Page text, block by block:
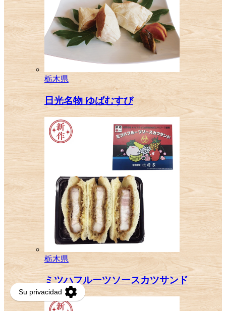
栃木県
日光名物 ゆばむすび
栃木県
ミツハフルーツソースカツサンド